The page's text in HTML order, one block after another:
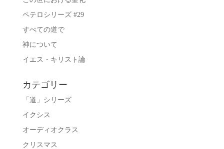
ペテロシリーズ #29
すべての道で
神について
イエス・キリスト論
カテゴリー
「道」シリーズ
イクシス
オーディオクラス
クリスマス